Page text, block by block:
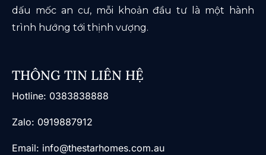
dấu mốc an cư, mỗi khoản đầu tư là một hành
trình hướng tới thịnh vượng.
THÔNG TIN LIÊN HỆ
​Hotline: 0383838888
Zalo: 0919887912
Email: info@thestarhomes.com.au